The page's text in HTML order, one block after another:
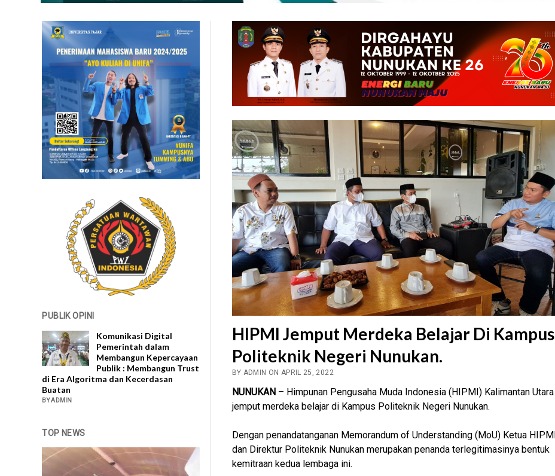
PUBLIK OPINI
Komunikasi Digital
Pemerintah dalam
Membangun Kepercayaan
Publik : Membangun Trust
di Era Algoritma dan Kecerdasan
Buatan
BY ADMIN
TOP NEWS
HIPMI Jemput Merdeka Belajar Di Kampus
Politeknik Negeri Nunukan.
BY ADMIN ON APRIL 25, 2022
NUNUKAN – Himpunan Pengusaha Muda Indonesia (HIPMI) Kalimantan Utara
jemput merdeka belajar di Kampus Politeknik Negeri Nunukan.
Dengan penandatanganan Memorandum of Understanding (MoU) Ketua HIPMI
dan Direktur Politeknik Nunukan merupakan penanda terlegitimasinya bentuk
kemitraan kedua lembaga ini.